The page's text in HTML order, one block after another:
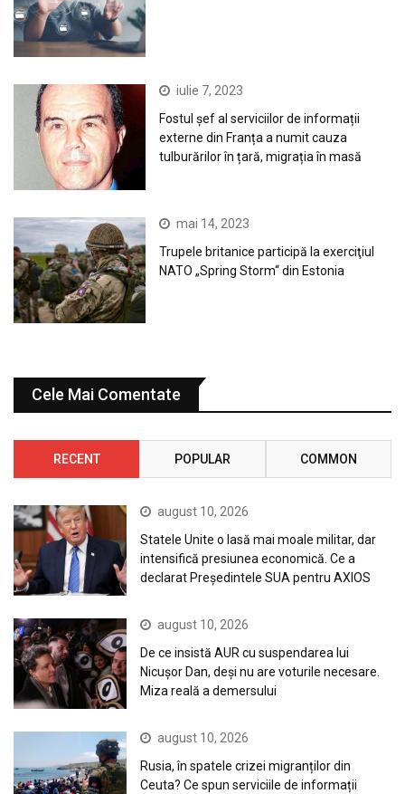
iulie 7, 2023
Fostul șef al serviciilor de informații
externe din Franța a numit cauza
tulburărilor în țară, migrația în masă
mai 14, 2023
Trupele britanice participă la exerciţiul
NATO „Spring Storm“ din Estonia
Cele Mai Comentate
RECENT POPULAR COMMON
august 10, 2026
Statele Unite o lasă mai moale militar, dar
intensifică presiunea economică. Ce a
declarat Președintele SUA pentru AXIOS
august 10, 2026
De ce insistă AUR cu suspendarea lui
Nicușor Dan, deși nu are voturile necesare.
Miza reală a demersului
august 10, 2026
Rusia, în spatele crizei migranților din
Ceuta? Ce spun serviciile de informații